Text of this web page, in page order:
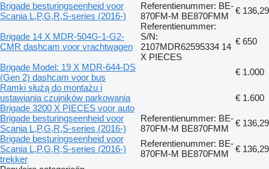
Brigade besturingseenheid voor
Scania L,P,G,R,S-series (2016-)
Referentienummer: BE-
870FM-M BE870FMM
€ 136,29
Brigade 14 X MDR-504G-1-G2-
CMR dashcam voor vrachtwagen
Referentienummer:
S/N:
2107MDR62595334 14
X PIECES
€ 650
Brigade Model: 19 X MDR-644-DS
(Gen 2) dashcam voor bus
€ 1.000
Ramki służą do montażu i
ustawiania czujników parkowania
Brigade 3200 X PIECES voor auto
€ 1.600
Brigade besturingseenheid voor
Scania L,P,G,R,S-series (2016-)
Referentienummer: BE-
870FM-M BE870FMM
€ 136,29
Brigade besturingseenheid voor
Scania L,P,G,R,S-series (2016-)
trekker
Referentienummer: BE-
870FM-M BE870FMM
€ 136,29